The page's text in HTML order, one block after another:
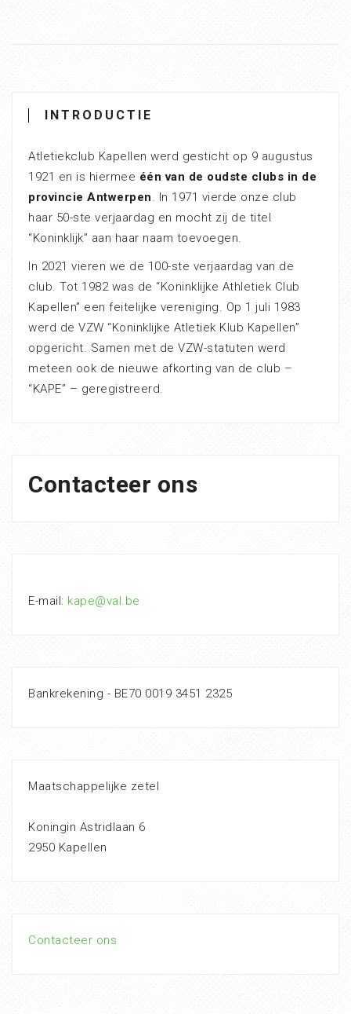
INTRODUCTIE
Atletiekclub Kapellen werd gesticht op 9 augustus
1921 en is hiermee één van de oudste clubs in de
provincie Antwerpen. In 1971 vierde onze club
haar 50-ste verjaardag en mocht zij de titel
“Koninklijk” aan haar naam toevoegen.
In 2021 vieren we de 100-ste verjaardag van de
club. Tot 1982 was de “Koninklijke Athletiek Club
Kapellen” een feitelijke vereniging. Op 1 juli 1983
werd de VZW “Koninklijke Atletiek Klub Kapellen”
opgericht. Samen met de VZW-statuten werd
meteen ook de nieuwe afkorting van de club –
“KAPE” – geregistreerd.
Contacteer ons
E-mail: kape@val.be
Bankrekening - BE70 0019 3451 2325
Maatschappelijke zetel
Koningin Astridlaan 6
2950 Kapellen
Contacteer ons